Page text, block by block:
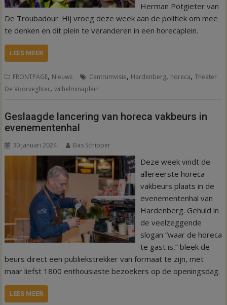
Herman Potgieter van
De Troubadour. Hij vroeg deze week aan de politiek om mee
te denken en dit plein te veranderen in een horecaplein.
LEES MEER
FRONTPAGE, Nieuws Centrumvisie, Hardenberg, horeca,Theater
De Voorveghter,wilhelminaplein
Geslaagde lancering van horeca vakbeurs in
evenementenhal
30 januari 2024 Bas Schipper
Deze week vindt de
allereerste horeca
vakbeurs plaats in de
evenementenhal van
Hardenberg. Gehuld in
de veelzeggende
slogan “waar de horeca
te gast is,” bleek de
beurs direct een publiekstrekker van formaat te zijn, met
maar liefst 1800 enthousiaste bezoekers op de openingsdag.
LEES MEER